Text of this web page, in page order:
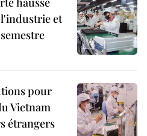
et
pour
Vietnam
étrangers